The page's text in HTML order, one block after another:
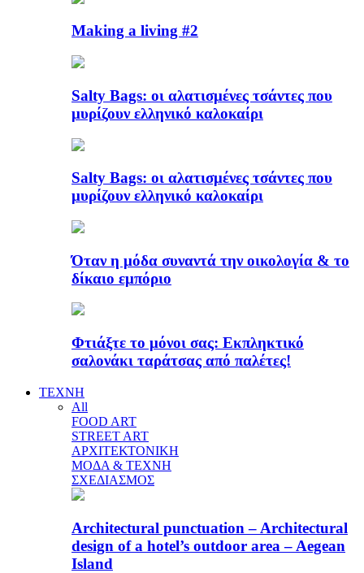
Making a living #2
Salty Bags: οι αλατισμένες τσάντες που
μυρίζουν ελληνικό καλοκαίρι
Salty Bags: οι αλατισμένες τσάντες που
μυρίζουν ελληνικό καλοκαίρι
Όταν η μόδα συναντά την οικολογία & το
δίκαιο εμπόριο
Φτιάξτε το μόνοι σας: Εκπληκτικό
σαλονάκι ταράτσας από παλέτες!
ΤΕΧΝΗ
All
FOOD ART
STREET ART
ΑΡΧΙΤΕΚΤΟΝΙΚΗ
ΜΟΔΑ & ΤΕΧΝΗ
ΣΧΕΔΙΑΣΜΟΣ
Architectural punctuation – Architectural
design of a hotel’s outdoor area – Aegean
Island